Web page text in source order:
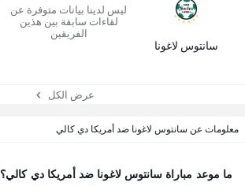
سانتوس لاغونا
ليس لدينا بيانات متوفرة عن
لقاءات سابقة بين هذين
الفريقين
عرض الكل
معلومات عن سانتوس لاغونا ضد أمريكا دي كالي
ما موعد مباراة سانتوس لاغونا ضد أمريكا دي كالي؟